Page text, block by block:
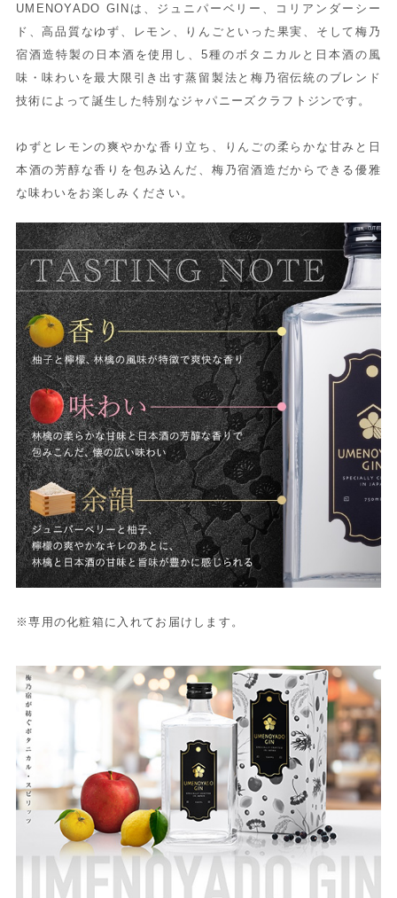
UMENOYADO GINは、ジュニパーベリー、コリアンダーシー
ド、高品質なゆず、レモン、りんごといった果実、そして梅乃
宿酒造特製の日本酒を使用し、5種のボタニカルと日本酒の風
味・味わいを最大限引き出す蒸留製法と梅乃宿伝統のブレンド
技術によって誕生した特別なジャパニーズクラフトジンです。
ゆずとレモンの爽やかな香り立ち、りんごの柔らかな甘みと日
本酒の芳醇な香りを包み込んだ、梅乃宿酒造だからできる優雅
な味わいをお楽しみください。
※専用の化粧箱に入れてお届けします。